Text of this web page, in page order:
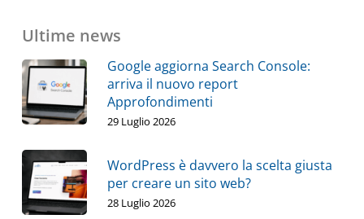
Ultime news
Google aggiorna Search Console:
arriva il nuovo report
Approfondimenti
29 Luglio 2026
WordPress è davvero la scelta giusta
per creare un sito web?
28 Luglio 2026